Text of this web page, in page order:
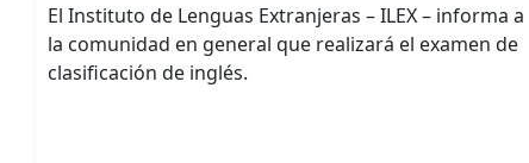
El Instituto de Lenguas Extranjeras – ILEX – informa a
la comunidad en general que realizará el examen de
clasificación de inglés.